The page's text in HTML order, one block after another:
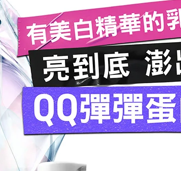
有美白精華的
亮到底
QQ彈彈